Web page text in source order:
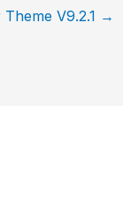
V9.2.1 →